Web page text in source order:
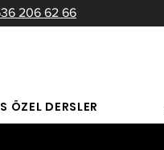
206 62 66
ÖZEL DERSLER